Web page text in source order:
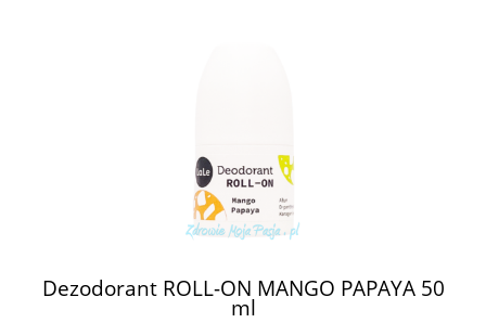
Dezodorant ROLL-ON MANGO PAPAYA 50
ml